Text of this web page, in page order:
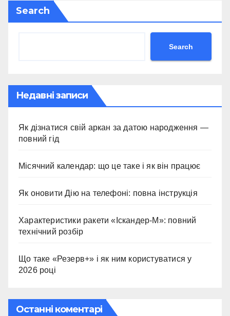
Search
Search
Недавні записи
Як дізнатися свій аркан за датою народження —
повний гід
Місячний календар: що це таке і як він працює
Як оновити Дію на телефоні: повна інструкція
Характеристики ракети «Іскандер-М»: повний
технічний розбір
Що таке «Резерв+» і як ним користуватися у
2026 році
Останні коментарі